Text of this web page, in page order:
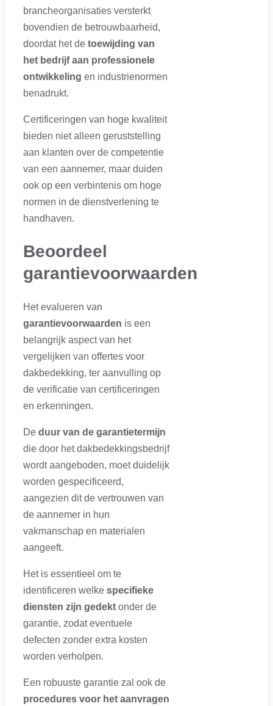
brancheorganisaties versterkt
bovendien de betrouwbaarheid,
doordat het de toewijding van
het bedrijf aan professionele
ontwikkeling en industrienormen
benadrukt.
Certificeringen van hoge kwaliteit
bieden niet alleen geruststelling
aan klanten over de competentie
van een aannemer, maar duiden
ook op een verbintenis om hoge
normen in de dienstverlening te
handhaven.
Beoordeel
garantievoorwaarden
Het evalueren van
garantievoorwaarden is een
belangrijk aspect van het
vergelijken van offertes voor
dakbedekking, ter aanvulling op
de verificatie van certificeringen
en erkenningen.
De duur van de garantietermijn
die door het dakbedekkingsbedrijf
wordt aangeboden, moet duidelijk
worden gespecificeerd,
aangezien dit de vertrouwen van
de aannemer in hun
vakmanschap en materialen
aangeeft.
Het is essentieel om te
identificeren welke specifieke
diensten zijn gedekt onder de
garantie, zodat eventuele
defecten zonder extra kosten
worden verholpen.
Een robuuste garantie zal ook de
procedures voor het aanvragen